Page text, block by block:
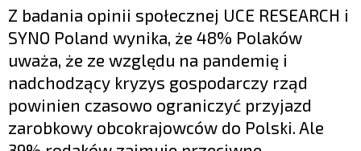
Z badania opinii społecznej UCE RESEARCH i
SYNO Poland wynika, że 48% Polaków
uważa, że ze względu na pandemię i
nadchodzący kryzys gospodarczy rząd
powinien czasowo ograniczyć przyjazd
zarobkowy obcokrajowców do Polski. Ale